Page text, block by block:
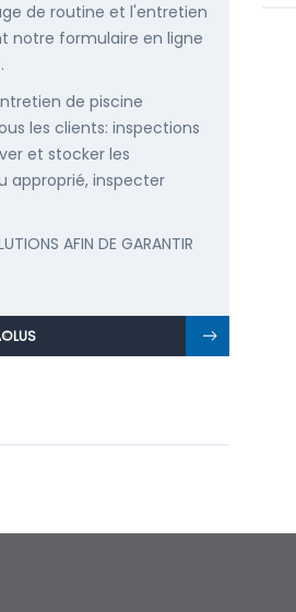
de routine et l'entretien
notre formulaire en ligne
de piscine
les clients: inspections
et stocker les
approprié, inspecter
AFIN DE GARANTIR